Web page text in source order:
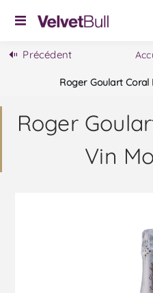
Précédent
Roger Goulart Coral
Roger
Vin